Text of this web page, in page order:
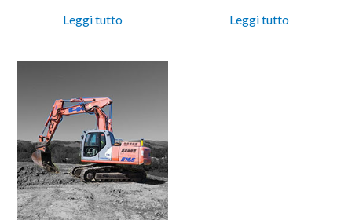
Leggi tutto Leggi tutto